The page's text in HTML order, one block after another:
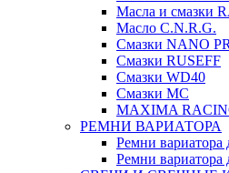
Масла и смазки
Масло C.N.R.G.
Смазки NANO
Смазки RUSEFF
Смазки WD40
Смазки МС
MAXIMA
РЕМНИ ВАРИАТОРА
Ремни вариатора
Ремни вариатора